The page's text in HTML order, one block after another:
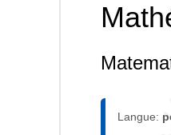
Langue: